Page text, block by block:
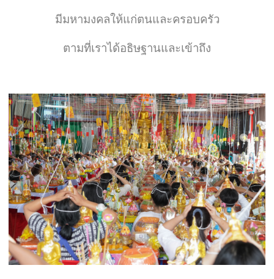
มีมหามงคลให้แก่ตนและครอบครัว
ตามที่เราได้อธิษฐานและเข้าถึง